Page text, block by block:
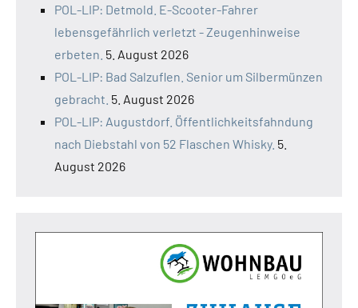
POL-LIP: Detmold. E-Scooter-Fahrer
lebensgefährlich verletzt - Zeugenhinweise
erbeten. 5. August 2026
POL-LIP: Bad Salzuflen. Senior um Silbermünzen
gebracht. 5. August 2026
POL-LIP: Augustdorf. Öffentlichkeitsfahndung
nach Diebstahl von 52 Flaschen Whisky. 5.
August 2026